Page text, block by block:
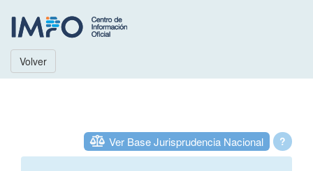
Volver
?
Ver Base Jurisprudencia Nacional